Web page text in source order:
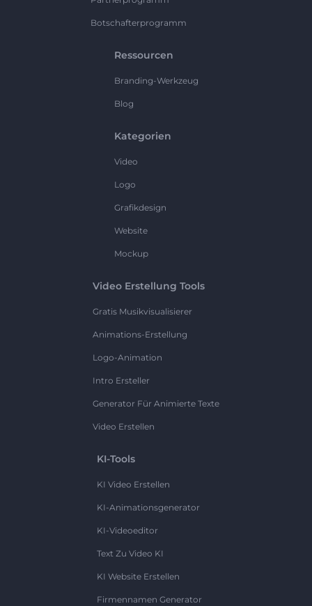
Botschafterprogramm
Ressourcen
Branding-Werkzeug
Blog
Kategorien
Video
Logo
Grafikdesign
Website
Mockup
Video Erstellung Tools
Gratis Musikvisualisierer
Animations-Erstellung
Logo-Animation
Intro Ersteller
Generator Für Animierte Texte
Video Erstellen
KI-Tools
KI Video Erstellen
KI-Animationsgenerator
KI-Videoeditor
Text Zu Video KI
KI Website Erstellen
Firmennamen Generator